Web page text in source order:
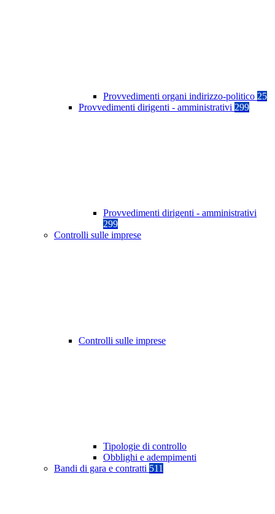
Provvedimenti organi indirizzo-politico 25
Provvedimenti dirigenti - amministrativi 299
Provvedimenti dirigenti - amministrativi
299
Controlli sulle imprese
Controlli sulle imprese
Tipologie di controllo
Obblighi e adempimenti
Bandi di gara e contratti 511